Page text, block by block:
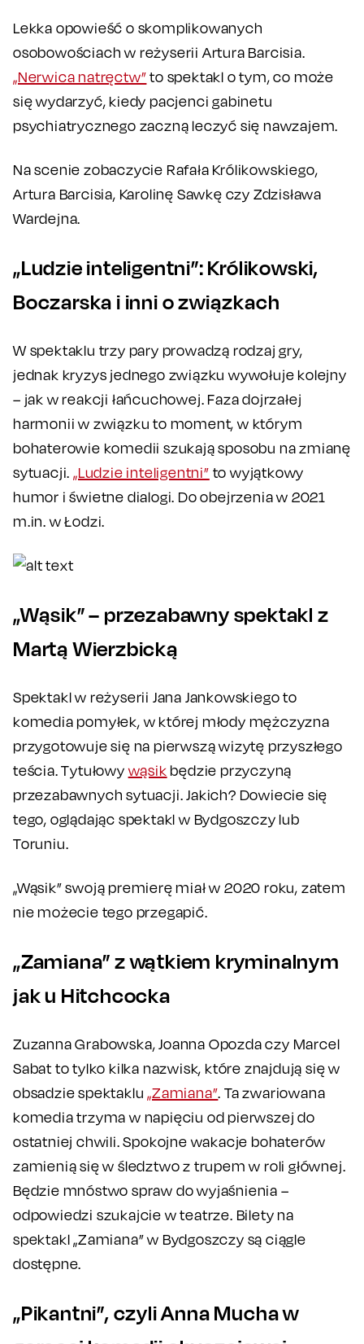
Lekka opowieść o skomplikowanych
osobowościach w reżyserii Artura Barcisia.
„Nerwica natręctw”to spektakl o tym, co może
się wydarzyć, kiedy pacjenci gabinetu
psychiatrycznego zaczną leczyć się nawzajem.
Na scenie zobaczycie Rafała Królikowskiego,
Artura Barcisia, Karolinę Sawkę czy Zdzisława
Wardejna.
„Ludzie inteligentni”: Królikowski,
Boczarska i inni o związkach
W spektaklu trzy pary prowadzą rodzaj gry,
jednak kryzys jednego związku wywołuje kolejny
– jak w reakcji łańcuchowej. Faza dojrzałej
harmonii w związku to moment, w którym
bohaterowie komedii szukają sposobu na zmianę
sytuacji.„Ludzie inteligentni” to wyjątkowy
humor i świetne dialogi. Do obejrzenia w 2021
m.in. w Łodzi.
„Wąsik” – przezabawny spektakl z
Martą Wierzbicką
Spektakl w reżyserii Jana Jankowskiego to
komedia pomyłek, w której młody mężczyzna
przygotowuje się na pierwszą wizytę przyszłego
teścia. Tytułowywąsik będzie przyczyną
przezabawnych sytuacji. Jakich? Dowiecie się
tego, oglądając spektakl w Bydgoszczy lub
Toruniu.
„Wąsik” swoją premierę miał w 2020 roku, zatem
nie możecie tego przegapić.
„Zamiana” z wątkiem kryminalnym
jak u Hitchcocka
Zuzanna Grabowska, Joanna Opozda czy Marcel
Sabat to tylko kilka nazwisk, które znajdują się w
obsadzie spektaklu„Zamiana”. Ta zwariowana
komedia trzyma w napięciu od pierwszej do
ostatniej chwili. Spokojne wakacje bohaterów
zamienią się w śledztwo z trupem w roli głównej.
Będzie mnóstwo spraw do wyjaśnienia –
odpowiedzi szukajcie w teatrze. Bilety na
spektakl „Zamiana” w Bydgoszczy są ciągle
dostępne.
„Pikantni”, czyli Anna Mucha w